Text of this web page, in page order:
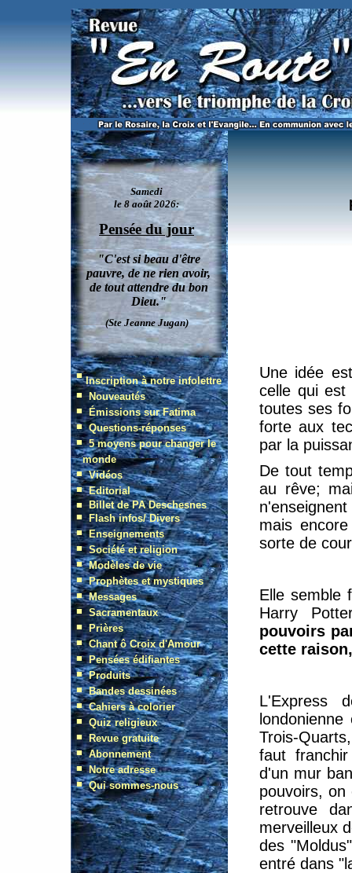
Une idée
celle qui est
toutes ses
forte aux
par la
De tout
au rêve;
mais
sorte de
Elle semble
Harry
pouvoirs
cette
L'Express
Trois-
faut
d'un mur
pouvoirs,
retrouve
merveilleux
des
entré dans